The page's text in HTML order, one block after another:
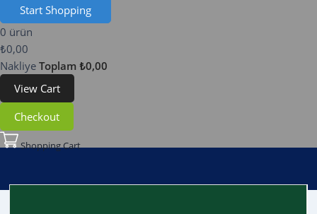
Start Shopping
0 ürün
₺0,00
Nakliye Toplam ₺0,00
View Cart
Checkout
Shopping Cart